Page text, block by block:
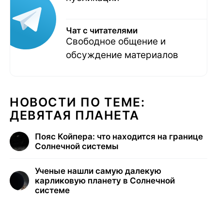
Чат с читателями
Свободное общение и
обсуждение материалов
НОВОСТИ ПО ТЕМЕ:
ДЕВЯТАЯ ПЛАНЕТА
Пояс Койпера: что находится на границе
Солнечной системы
Ученые нашли самую далекую
карликовую планету в Солнечной
системе